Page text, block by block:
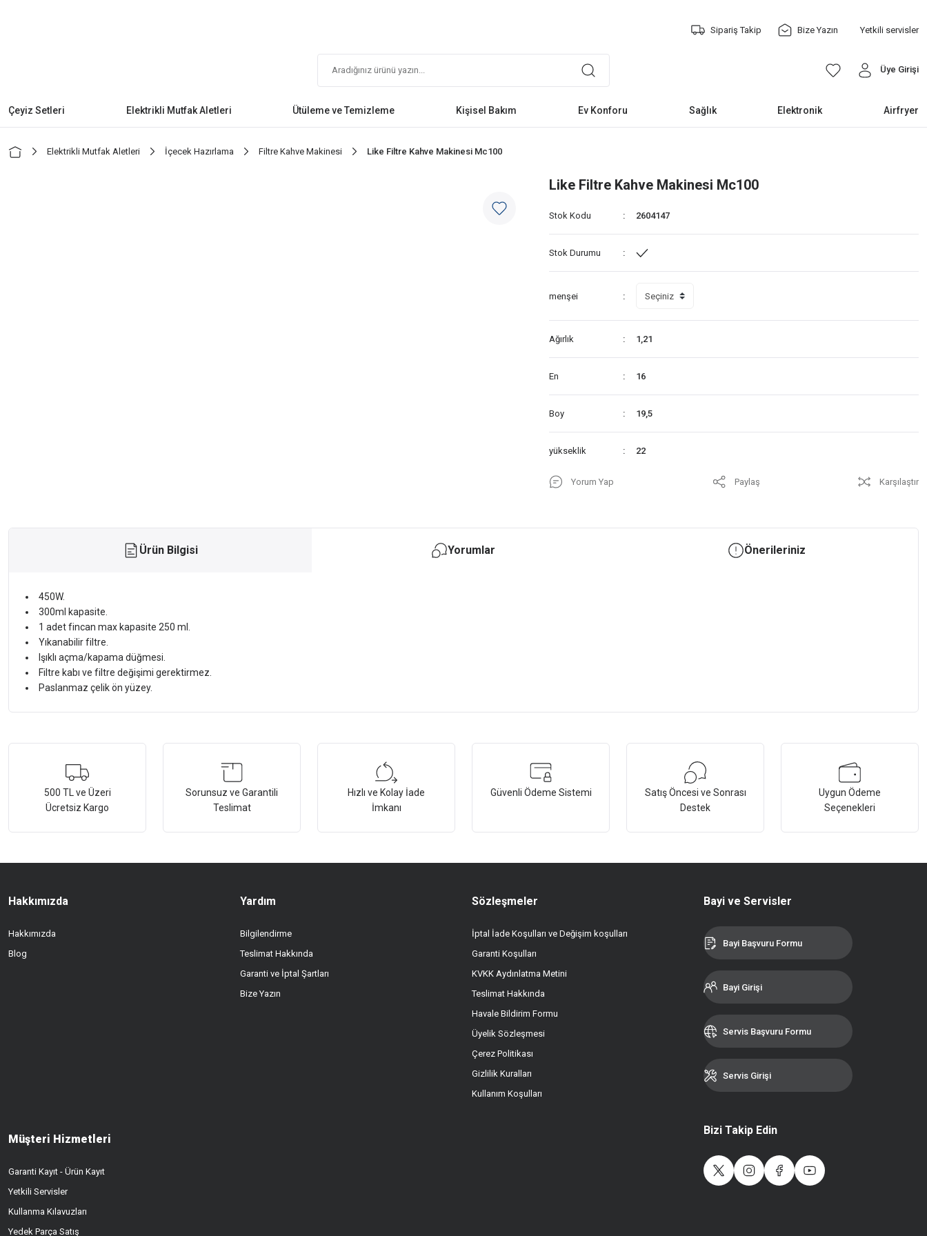
Sipariş Takip Bize Yazın Yetkili servisler
Üye Girişi
Çeyiz Setleri Elektrikli Mutfak Aletleri Ütüleme ve Temizleme Kişisel Bakım Ev Konforu Sağlık Elektronik Airfryer
Elektrikli Mutfak Aletleri İçecek Hazırlama Filtre Kahve Makinesi Like Filtre Kahve Makinesi Mc100
Like Filtre Kahve Makinesi Mc100
Stok Kodu 2604147
Stok Durumu
menşei
Ağırlık 1,21
En 16
Boy 19,5
yükseklik 22
Yorum Yap Paylaş Karşılaştır
Ürün Bilgisi Yorumlar Önerileriniz
450W.
300ml kapasite.
1 adet fincan max kapasite 250 ml.
Yıkanabilir filtre.
Işıklı açma/kapama düğmesi.
Filtre kabı ve filtre değişimi gerektirmez.
Paslanmaz çelik ön yüzey.
Ürün resmi kalitesiz, bozuk veya görüntülenemiyor.
Ürün açıklamasında eksik bilgiler bulunuyor.
Ürün bilgilerinde hatalar bulunuyor.
Gönder
500 TL ve Üzeri
Ücretsiz Kargo
Sorunsuz ve Garantili
Teslimat
Hızlı ve Kolay İade
İmkanı
Güvenli Ödeme Sistemi
Satış Öncesi ve Sonrası
Destek
Uygun Ödeme
Seçenekleri
Hakkımızda
Hakkımızda
Blog
Yardım
Bilgilendirme
Teslimat Hakkında
Garanti ve İptal Şartları
Bize Yazın
Sözleşmeler
İptal İade Koşulları ve Değişim koşulları
Garanti Koşulları
KVKK Aydınlatma Metini
Teslimat Hakkında
Havale Bildirim Formu
Üyelik Sözleşmesi
Çerez Politikası
Gizlilik Kuralları
Kullanım Koşulları
Müşteri Hizmetleri
Garanti Kayıt - Ürün Kayıt
Yetkili Servisler
Kullanma Kılavuzları
Yedek Parça Satış
Bayi ve Servisler
Bayi Başvuru Formu
Bayi Girişi
Servis Başvuru Formu
Servis Girişi
Bizi Takip Edin